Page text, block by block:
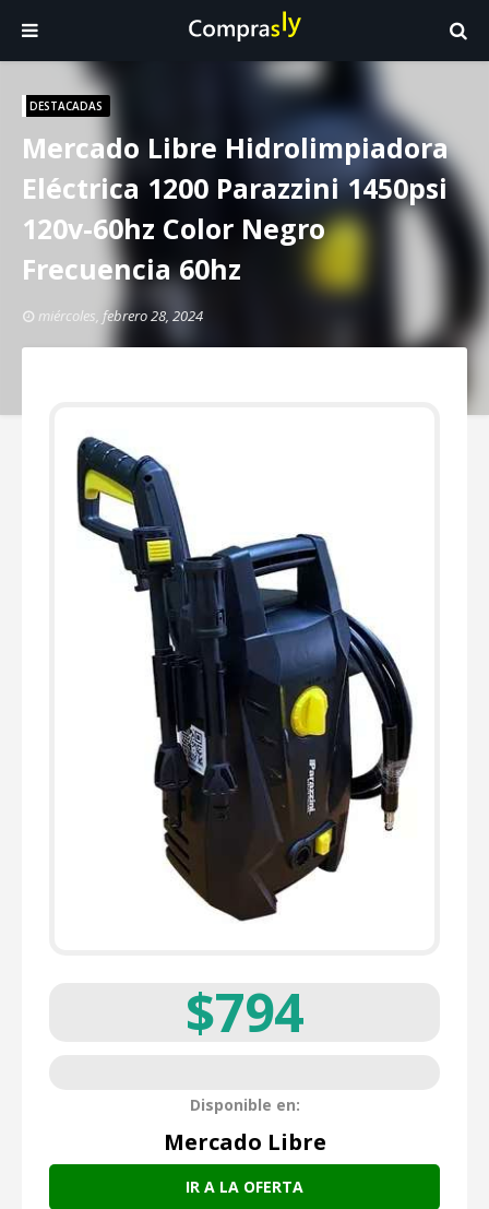
DESTACADAS
Mercado Libre Hidrolimpiadora
Eléctrica 1200 Parazzini 1450psi
120v-60hz Color Negro
Frecuencia 60hz
miércoles, febrero 28, 2024
$794
Disponible en:
Mercado Libre
IR A LA OFERTA